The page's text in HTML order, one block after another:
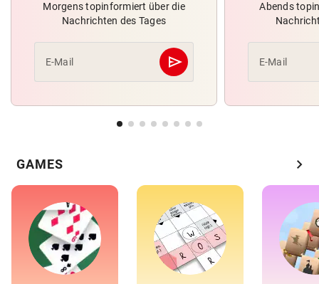
Morgens topinformiert über die
Nachrichten des Tages
E-Mail send
Abschicken
Abends
E-Mail
GAMES chevron_right